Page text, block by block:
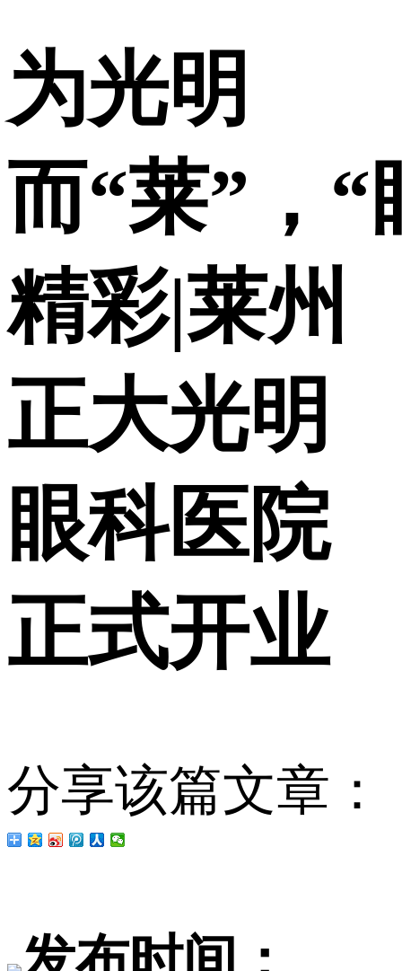
为光明
而“莱”，“
精彩|莱州
正大光明
眼科医院
正式开业
分享该篇文章：